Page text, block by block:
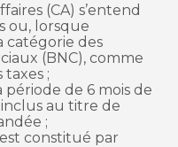
(CA) s’entend
ou, lorsque
catégorie des
(BNC), comme
;
période de 6 mois de
inclus au titre de
;
constitué par